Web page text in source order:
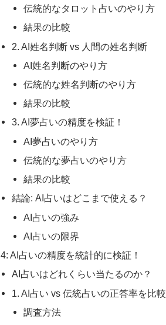
伝統的なタロット占いのやり方
結果の比較
2. AI姓名判断 vs 人間の姓名判断
AI姓名判断のやり方
伝統的な姓名判断のやり方
結果の比較
3. AI夢占いの精度を検証！
AI夢占いのやり方
伝統的な夢占いのやり方
結果の比較
結論: AI占いはどこまで使える？
AI占いの強み
AI占いの限界
4: AI占いの精度を統計的に検証！
AI占いはどれくらい当たるのか？
1. AI占い vs 伝統占いの正答率を比較
調査方法